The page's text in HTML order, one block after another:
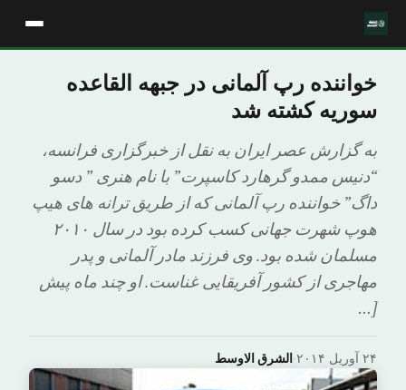
خواننده رپ آلمانی در جبهه القاعده
سوریه کشته شد
به گزارش عصر ایران به نقل از خبرگزاری فرانسه،
“دنیس ممدو گرهارد کاسپرت” با نام هنری ” دسو
داگ” خواننده رپ آلمانی که از طریق ترانه های هیپ
هوپ شهرت جهانی کسب کرده بود در سال ۲۰۱۰
مسلمان شده بود. وی فرزند مادر آلمانی و پدر
مهاجری از کشور آفریقایی غناست. او چند ماه پیش
[…
الشرق الاوسط· ۲۴ آوریل ۲۰۱۴